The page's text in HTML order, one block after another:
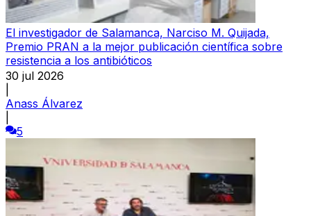
El investigador de Salamanca, Narciso M. Quijada,
Premio PRAN a la mejor publicación científica sobre
resistencia a los antibióticos
30 jul 2026
Anass Álvarez
5